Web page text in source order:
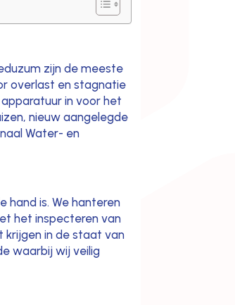
zijn de meeste
overlast en stagnatie
in voor het
nieuw aangelegde
Water- en
hand is. We hanteren
het inspecteren van
krijgen in de staat van
waarbij wij veilig